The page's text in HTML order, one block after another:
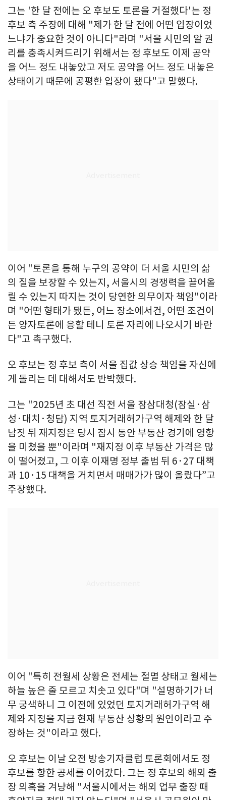
그는 '한 달 전에는 오 후보도 토론을 거절했다'는 정
후보 측 주장에 대해 "제가 한 달 전에 어떤 입장이었
느냐가 중요한 것이 아니다"라며 "서울 시민의 알 권
리를 충족시켜드리기 위해서는 정 후보도 이제 공약
을 어느 정도 내놓았고 저도 공약을 어느 정도 내놓은
상태이기 때문에 공평한 입장이 됐다"고 말했다.
이어 "토론을 통해 누구의 공약이 더 서울 시민의 삶
의 질을 보장할 수 있는지, 서울시의 경쟁력을 끌어올
릴 수 있는지 따지는 것이 당연한 의무이자 책임"이라
며 "어떤 형태가 됐든, 어느 장소에서건, 어떤 조건이
든 양자토론에 응할 테니 토론 자리에 나오시기 바란
다"고 촉구했다.
오 후보는 정 후보 측이 서울 집값 상승 책임을 자신에
게 돌리는 데 대해서도 반박했다.
그는 "2025년 초 대선 직전 서울 잠삼대청(잠실·삼
성·대치·청담) 지역 토지거래허가구역 해제와 한 달
남짓 뒤 재지정은 당시 잠시 동안 부동산 경기에 영향
을 미쳤을 뿐"이라며 "재지정 이후 부동산 가격은 많
이 떨어졌고, 그 이후 이재명 정부 출범 뒤 6·27 대책
과 10·15 대책을 거치면서 매매가가 많이 올랐다”고
주장했다.
이어 "특히 전월세 상황은 전세는 절멸 상태고 월세는
하늘 높은 줄 모르고 치솟고 있다"며 "설명하기가 너
무 궁색하니 그 이전에 있었던 토지거래허가구역 해
제와 지정을 지금 현재 부동산 상황의 원인이라고 주
장하는 것"이라고 했다.
오 후보는 이날 오전 방송기자클럽 토론회에서도 정
후보를 향한 공세를 이어갔다. 그는 정 후보의 해외 출
장 의혹을 겨냥해 "서울시에서는 해외 업무 출장 때